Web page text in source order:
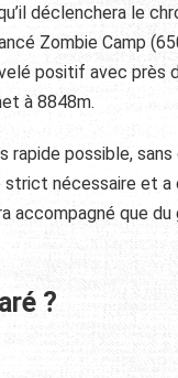
déclenchera le
Zombie Camp
positif avec près
à 8848m.
possible,
nécessaire et
accompagné que
?